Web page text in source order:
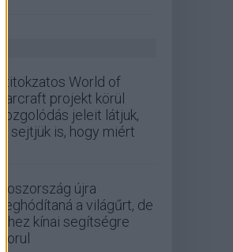
A titokzatos World of
Warcraft projekt körül
mozgolódás jeleit látjuk,
és sejtjük is, hogy miért
Oroszország újra
meghódítaná a világűrt, de
ehhez kínai segítségre
szorul